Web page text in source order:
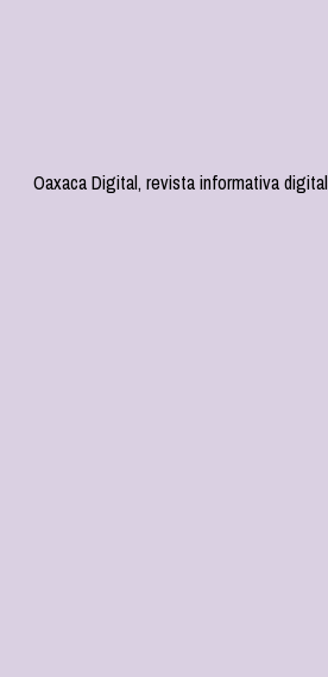
Oaxaca Digital, revista informativa digital